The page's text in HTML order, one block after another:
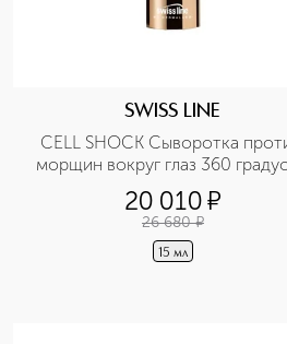
SWISS LINE
CELL SHOCK Сыворотка
морщин вокруг глаз 360
20 010¤
26 680 ¤
15 мл